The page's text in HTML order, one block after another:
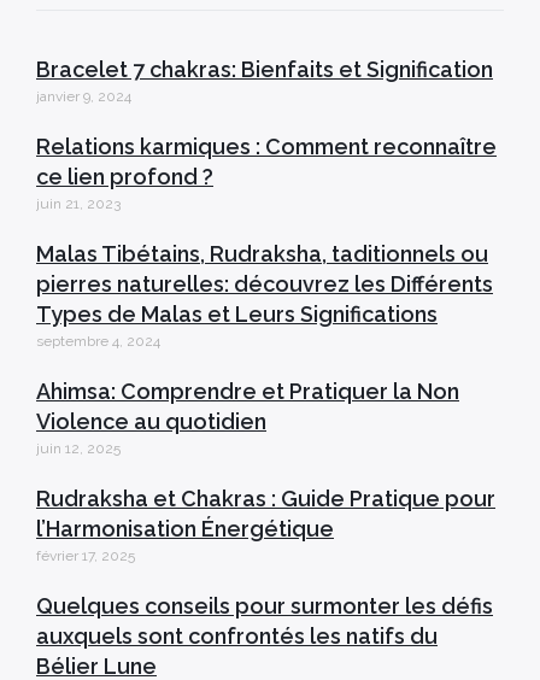
Bracelet 7 chakras: Bienfaits et Signification
janvier 9, 2024
Relations karmiques : Comment reconnaître
ce lien profond ?
juin 21, 2023
Malas Tibétains, Rudraksha, taditionnels ou
pierres naturelles: découvrez les Différents
Types de Malas et Leurs Significations
septembre 4, 2024
Ahimsa: Comprendre et Pratiquer la Non
Violence au quotidien
juin 12, 2025
Rudraksha et Chakras : Guide Pratique pour
l’Harmonisation Énergétique
février 17, 2025
Quelques conseils pour surmonter les défis
auxquels sont confrontés les natifs du
Bélier Lune